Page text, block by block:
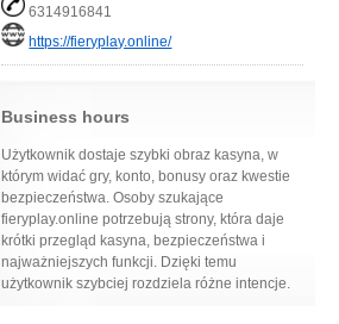
6314916841
https://fieryplay.online/
Business hours
Użytkownik dostaje szybki obraz kasyna, w
którym widać gry, konto, bonusy oraz kwestie
bezpieczeństwa. Osoby szukające
fieryplay.online potrzebują strony, która daje
krótki przegląd kasyna, bezpieczeństwa i
najważniejszych funkcji. Dzięki temu
użytkownik szybciej rozdziela różne intencje.